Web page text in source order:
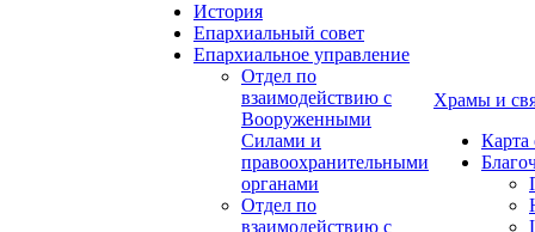
История
Епархиальный совет
Епархиальное управление
Отдел по
взаимодействию с
Вооруженными
Силами и
правоохранительными
органами
Отдел по
взаимодействию с
Храмы и
Карта